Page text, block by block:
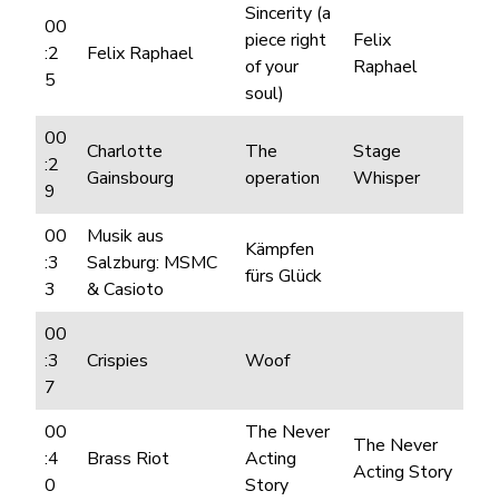
00
:2
5
Felix Raphael
Sincerity (a
piece right
of your
soul)
Felix
Raphael
00
:2
9
Charlotte
Gainsbourg
The
operation
Stage
Whisper
00
:3
3
Musik aus
Salzburg: MSMC
& Casioto
Kämpfen
fürs Glück
00
:3
7
Crispies Woof
00
:4
0
Brass Riot
The Never
Acting
Story
The Never
Acting Story